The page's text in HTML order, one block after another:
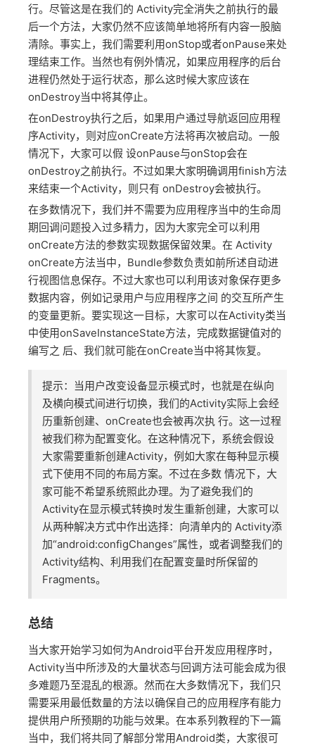
行。尽管这是在我们的 Activity完全消失之前执行的最
后一个方法，大家仍然不应该简单地将所有内容一股脑
清除。事实上，我们需要利用onStop或者onPause来处
理结束工作。当然也有例外情况，如果应用程序的后台
进程仍然处于运行状态，那么这时候大家应该在
onDestroy当中将其停止。
在onDestroy执行之后，如果用户通过导航返回应用程
序Activity，则对应onCreate方法将再次被启动。一般
情况下，大家可以假 设onPause与onStop会在
onDestroy之前执行。不过如果大家明确调用finish方法
来结束一个Activity，则只有 onDestroy会被执行。
在多数情况下，我们并不需要为应用程序当中的生命周
期回调问题投入过多精力，因为大家完全可以利用
onCreate方法的参数实现数据保留效果。在 Activity
onCreate方法当中，Bundle参数负责如前所述自动进
行视图信息保存。不过大家也可以利用该对象保存更多
数据内容，例如记录用户与应用程序之间 的交互所产生
的变量更新。要实现这一目标，大家可以在Activity类当
中使用onSaveInstanceState方法，完成数据键值对的
编写之 后、我们就可能在onCreate当中将其恢复。
提示：当用户改变设备显示模式时，也就是在纵向
及横向模式间进行切换，我们的Activity实际上会经
历重新创建、onCreate也会被再次执 行。这一过程
被我们称为配置变化。在这种情况下，系统会假设
大家需要重新创建Activity，例如大家在每种显示模
式下使用不同的布局方案。不过在多数 情况下，大
家可能不希望系统照此办理。为了避免我们的
Activity在显示模式转换时发生重新创建，大家可以
从两种解决方式中作出选择：向清单内的 Activity添
加“android:configChanges”属性，或者调整我们的
Activity结构、利用我们在配置变量时所保留的
Fragments。
总结
当大家开始学习如何为Android平台开发应用程序时，
Activity当中所涉及的大量状态与回调方法可能会成为很
多难题乃至混乱的根源。然而在大多数情况下，我们只
需要采用最低数量的方法以确保自己的应用程序有能力
提供用户所预期的功能与效果。在本系列教程的下一篇
当中，我们将共同了解部分常用Android类，大家很可